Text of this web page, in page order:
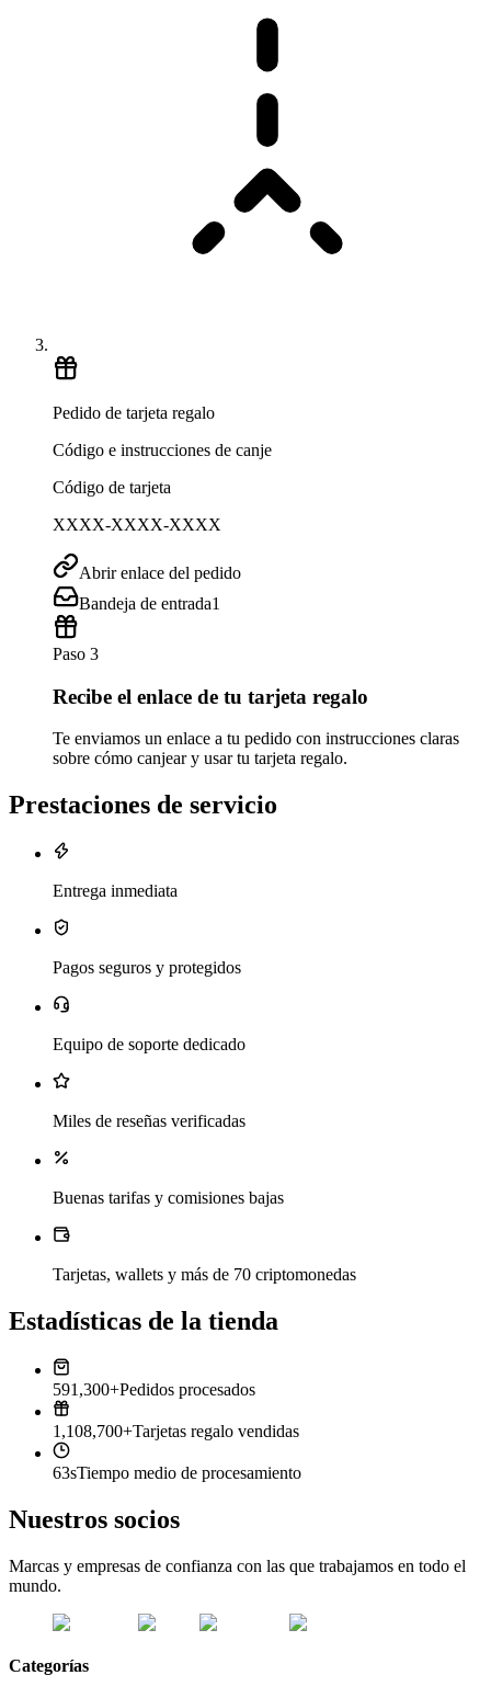
Pedido de tarjeta regalo
Código e instrucciones de canje
Código de tarjeta
XXXX-XXXX-XXXX
Abrir enlace del pedido
Bandeja de entrada1
Paso 3
Recibe el enlace de tu tarjeta regalo
Te enviamos un enlace a tu pedido con instrucciones claras
sobre cómo canjear y usar tu tarjeta regalo.
Prestaciones de servicio
Entrega inmediata
Pagos seguros y protegidos
Equipo de soporte dedicado
Miles de reseñas verificadas
Buenas tarifas y comisiones bajas
Tarjetas, wallets y más de 70 criptomonedas
Estadísticas de la tienda
591,300+Pedidos procesados
1,108,700+Tarjetas regalo vendidas
63sTiempo medio de procesamiento
Nuestros socios
Marcas y empresas de confianza con las que trabajamos en todo el
mundo.
Categorías